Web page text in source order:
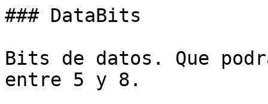
### DataBits
Bits de datos. Que
entre 5 y 8.